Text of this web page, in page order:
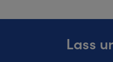
Lass